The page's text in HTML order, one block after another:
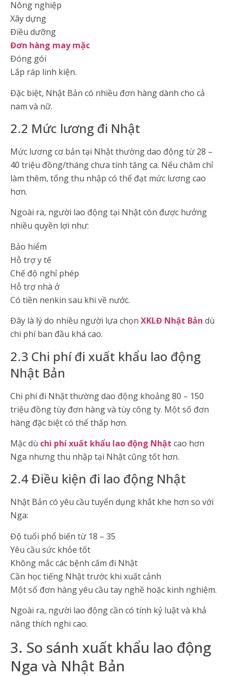
Nông nghiệp
Xây dựng
Điều dưỡng
Đơn hàng may mặc
Đóng gói
Lắp ráp linh kiện.
Đặc biệt, Nhật Bản có nhiều đơn hàng dành cho cả
nam và nữ.
2.2 Mức lương đi Nhật
Mức lương cơ bản tại Nhật thường dao động từ 28 –
40 triệu đồng/tháng chưa tính tăng ca. Nếu chăm chỉ
làm thêm, tổng thu nhập có thể đạt mức lương cao
hơn.
Ngoài ra, người lao động tại Nhật còn được hưởng
nhiều quyền lợi như:
Bảo hiểm
Hỗ trợ y tế
Chế độ nghỉ phép
Hỗ trợ nhà ở
Có tiền nenkin sau khi về nước.
Đây là lý do nhiều người lựa chọn XKLĐ Nhật Bản dù
chi phí ban đầu khá cao.
2.3 Chi phí đi xuất khẩu lao động
Nhật Bản
Chi phí đi Nhật thường dao động khoảng 80 – 150
triệu đồng tùy đơn hàng và tùy công ty. Một số đơn
hàng đặc biệt có thể thấp hơn.
Mặc dù chi phí xuất khẩu lao động Nhật cao hơn
Nga nhưng thu nhập tại Nhật cũng tốt hơn.
2.4 Điều kiện đi lao động Nhật
Nhật Bản có yêu cầu tuyển dụng khắt khe hơn so với
Nga:
Độ tuổi phổ biến từ 18 – 35
Yêu cầu sức khỏe tốt
Không mắc các bệnh cấm đi Nhật
Cần học tiếng Nhật trước khi xuất cảnh
Một số đơn hàng yêu cầu tay nghề hoặc kinh nghiệm.
Ngoài ra, người lao động cần có tính kỷ luật và khả
năng thích nghi cao.
3. So sánh xuất khẩu lao động
Nga và Nhật Bản